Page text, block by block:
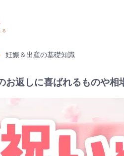
妊娠＆出産の基礎知識
返しに喜ばれるものや相